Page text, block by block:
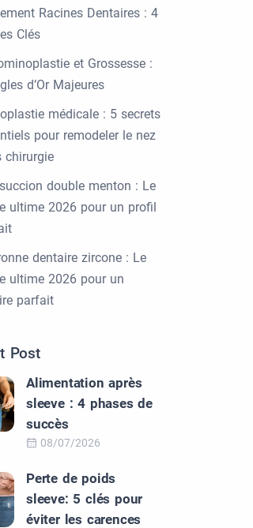
Racines Dentaires : 4
Clés
et Grossesse :
d’Or Majeures
médicale : 5 secrets
pour remodeler le nez
chirurgie
double menton : Le
ultime 2026 pour un profil
dentaire zircone : Le
ultime 2026 pour un
parfait
Post
Alimentation après
sleeve : 4 phases de
succès
08/07/2026
Perte de poids
sleeve: 5 clés pour
éviter les carences